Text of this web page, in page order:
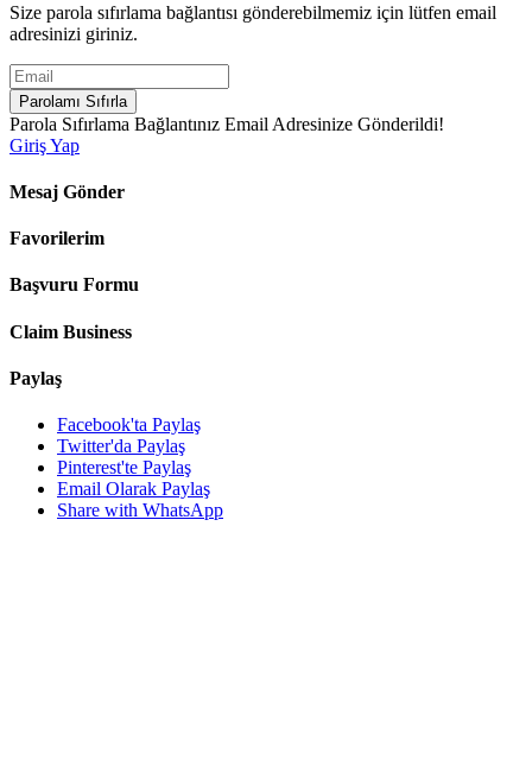
Size parola sıfırlama bağlantısı gönderebilmemiz için lütfen email
adresinizi giriniz.
Parolamı Sıfırla
Parola Sıfırlama Bağlantınız Email Adresinize Gönderildi!
Giriş Yap
Mesaj Gönder
Favorilerim
Başvuru Formu
Claim Business
Paylaş
Facebook'ta Paylaş
Twitter'da Paylaş
Pinterest'te Paylaş
Email Olarak Paylaş
Share with WhatsApp